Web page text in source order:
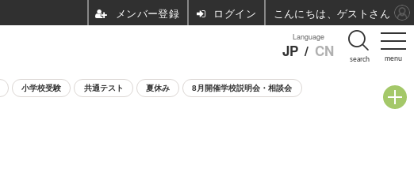
menu
Language
JP / CN search
小学校受験 共通テスト 夏休み 8月開催学校説明会・相談会
ログイン こんにちは、ゲストさん